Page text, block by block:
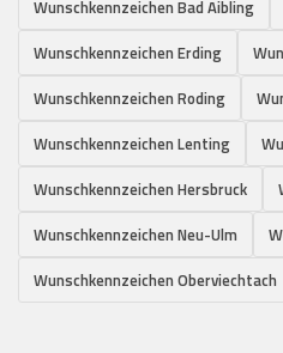
Wunschkennzeichen Bad Aibling
Wunschkennzeichen Erding
Wunschkennzeichen Roding
Wunschkennzeichen Lenting
Wunschkennzeichen Hersbruck
Wunschkennzeichen Neu-Ulm
Wunschkennzeichen Oberviechtach